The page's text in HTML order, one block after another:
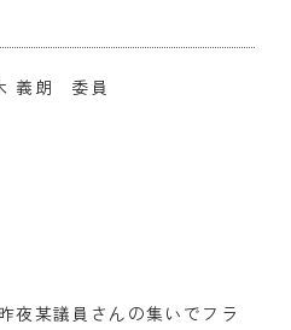
義朗 委員
某議員さんの集いでフラ